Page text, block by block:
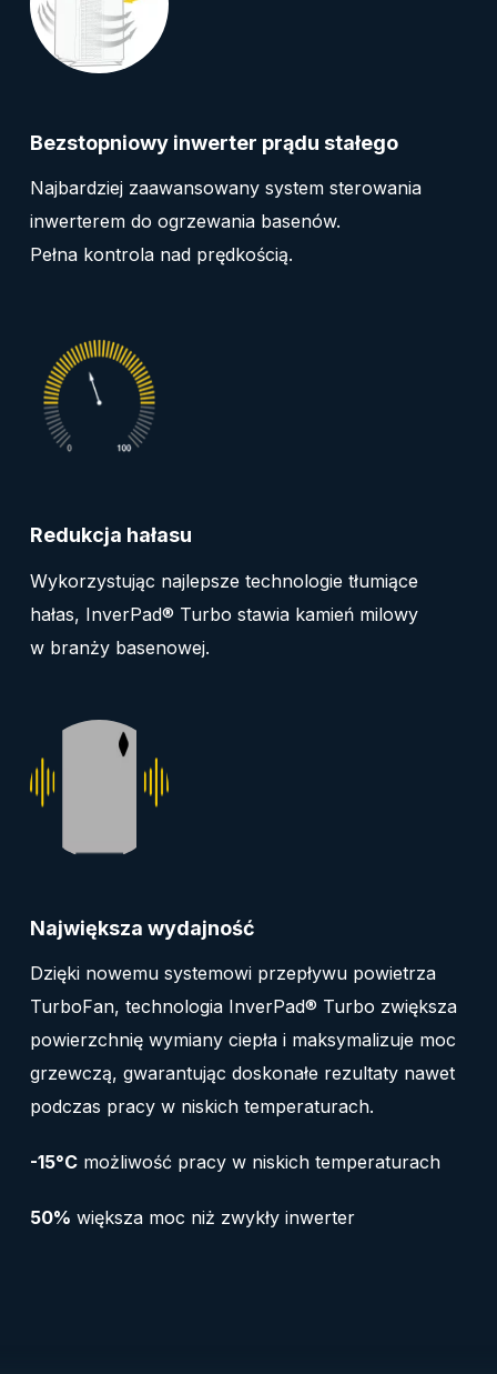
Bezstopniowy inwerter prądu stałego
Najbardziej zaawansowany system sterowania
inwerterem do ogrzewania basenów.
Pełna kontrola nad prędkością.
Redukcja hałasu
Wykorzystując najlepsze technologie tłumiące
hałas, InverPad® Turbo stawia kamień milowy
w branży basenowej.
Największa wydajność
Dzięki nowemu systemowi przepływu powietrza
TurboFan, technologia InverPad® Turbo zwiększa
powierzchnię wymiany ciepła i maksymalizuje moc
grzewczą, gwarantując doskonałe rezultaty nawet
podczas pracy w niskich temperaturach.
-15°Cmożliwość pracy w niskich temperaturach
50% większa moc niż zwykły inwerter